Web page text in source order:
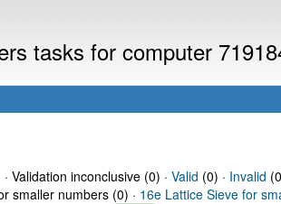
tasks for computer
· Validation inconclusive (0) · Valid (0) · Invalid
smaller numbers (0) · 16e Lattice Sieve for